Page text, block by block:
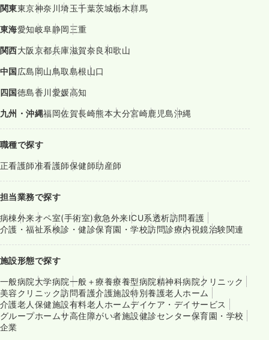
関東東京神奈川埼玉千葉茨城栃木群馬
東海愛知岐阜静岡三重
関西大阪京都兵庫滋賀奈良和歌山
中国広島岡山鳥取島根山口
四国徳島香川愛媛高知
九州・沖縄福岡佐賀長崎熊本大分宮崎鹿児島沖縄
職種で探す
正看護師准看護師保健師助産師
担当業務で探す
病棟外来オペ室(手術室)救急外来ICU系透析訪問看護
介護・福祉系検診・健診保育園・学校訪問診療内視鏡治験関連
施設形態で探す
一般病院大学病院一般＋療養療養型病院精神科病院クリニック
美容クリニック訪問看護介護施設特別養護老人ホーム
介護老人保健施設有料老人ホームデイケア・デイサービス
グループホームサ高住障がい者施設健診センター保育園・学校
企業